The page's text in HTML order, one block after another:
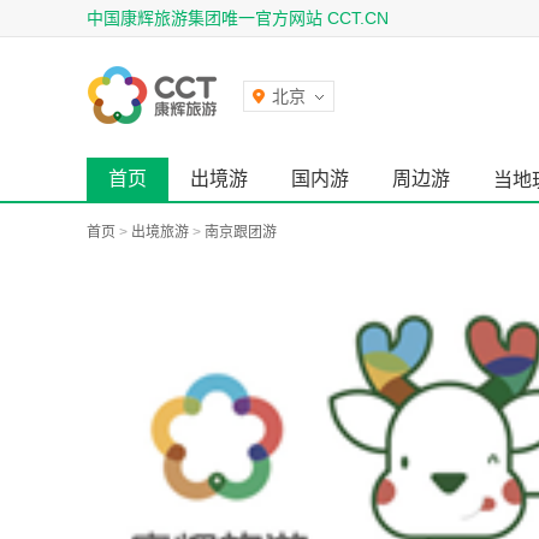
中国康辉旅游集团唯一官方网站 CCT.CN
北京
首页 出境游 国内游 周边游 当地
首页 > 出境旅游 > 南京跟团游